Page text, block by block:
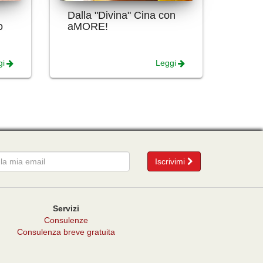
Dalla "Divina" Cina con
aMORE!
Leggi
Iscrivimi
Servizi
Consulenze
Consulenza breve gratuita